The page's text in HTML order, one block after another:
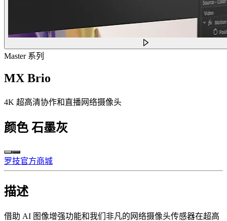
Master 系列
MX Brio
4K 超高清协作和直播网络摄像头
颜色 石墨灰
罗技官方商城
描述
借助 AI 图像增强功能和我们非凡的网络摄像头传感器在超高